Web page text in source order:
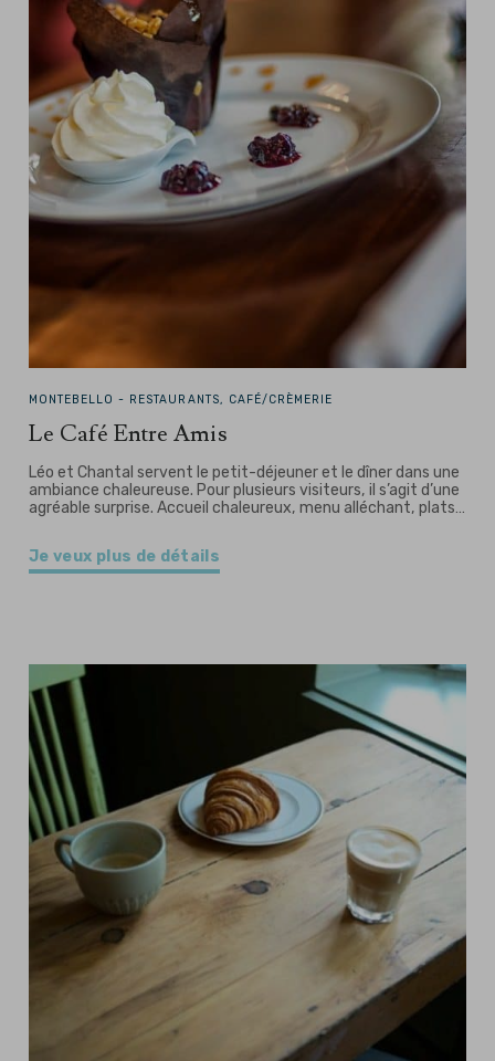
MONTEBELLO - RESTAURANTS, CAFÉ/CRÈMERIE
Le Café Entre Amis
Léo et Chantal servent le petit-déjeuner et le dîner dans une
ambiance chaleureuse. Pour plusieurs visiteurs, il s’agit d’une
agréable surprise. Accueil chaleureux, menu alléchant, plats…
Je veux plus de détails